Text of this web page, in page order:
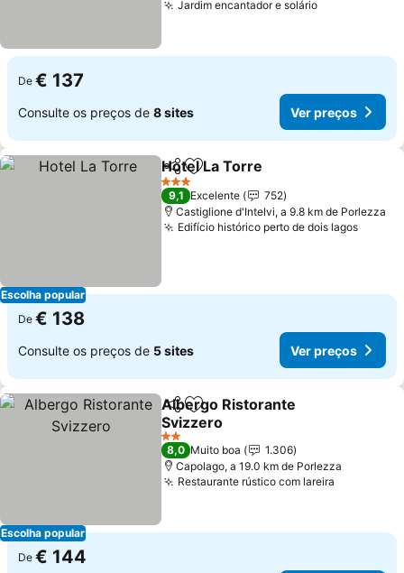
Jardim encantador e solário
De € 137
Consulte os preços de 8 sites Ver preços
Escolha popular
PartilharAdicionar aos favoritos
Hotel La Torre
3 Estrelas
9,1 Excelente
752
Castiglione d'Intelvi, a 9.8 km de Porlezza
Edifício histórico perto de dois lagos
De € 138
Consulte os preços de 5 sites Ver preços
Escolha popular
PartilharAdicionar aos favoritos
Albergo Ristorante
Svizzero
2 Estrelas
8,0 Muito boa
1.306
Capolago, a 19.0 km de Porlezza
Restaurante rústico com lareira
De € 144